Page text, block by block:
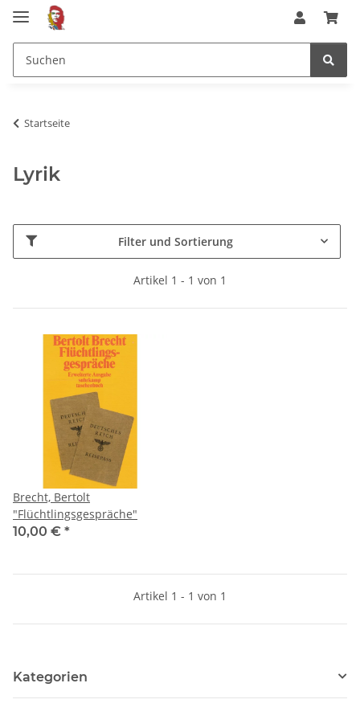
Startseite
Lyrik
Filter und Sortierung
Artikel 1 - 1 von 1
Brecht, Bertolt
"Flüchtlingsgespräche"
10,00 € *
Artikel 1 - 1 von 1
Kategorien